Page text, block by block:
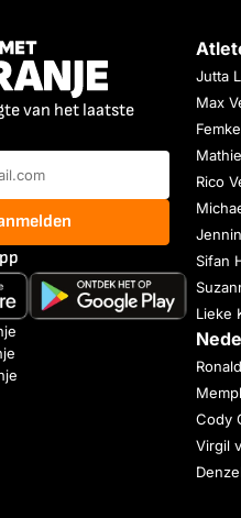
van het laatste
Jutta
Max
Rico
Sifan
Lieke
Cody
Virgil